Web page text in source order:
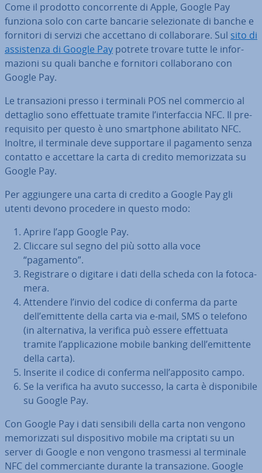
Come il prodotto con­cor­ren­te di Apple, Google Pay
funziona solo con carte bancarie se­le­zio­na­te di banche e
fornitori di servizi che accettano di col­la­bo­ra­re. Sul sito di
as­si­sten­za di Google Pay potrete trovare tutte le in­for­
ma­zio­ni su quali banche e fornitori col­la­bo­ra­no con
Google Pay.
Le tran­sa­zio­ni presso i terminali POS nel commercio al
dettaglio sono ef­fet­tua­te tramite l’in­ter­fac­cia NFC. Il pre­
re­qui­si­to per questo è uno smart­pho­ne abilitato NFC.
Inoltre, il terminale deve sup­por­ta­re il pagamento senza
contatto e accettare la carta di credito me­mo­riz­za­ta su
Google Pay.
Per ag­giun­ge­re una carta di credito a Google Pay gli
utenti devono procedere in questo modo:
Aprire l’app Google Pay.
Cliccare sul segno del più sotto alla voce
“pagamento”.
Re­gi­stra­re o digitare i dati della scheda con la fo­to­ca­
me­ra.
Attendere l’invio del codice di conferma da parte
dell’emittente della carta via e-mail, SMS o telefono
(in al­ter­na­ti­va, la verifica può essere ef­fet­tua­ta
tramite l’ap­pli­ca­zio­ne mobile banking dell’emittente
della carta).
Inserite il codice di conferma nell’apposito campo.
Se la verifica ha avuto successo, la carta è di­spo­ni­bi­le
su Google Pay.
Con Google Pay i dati sensibili della carta non vengono
me­mo­riz­za­ti sul di­spo­si­ti­vo mobile ma criptati su un
server di Google e non vengono trasmessi al terminale
NFC del com­mer­cian­te durante la tran­sa­zio­ne. Google